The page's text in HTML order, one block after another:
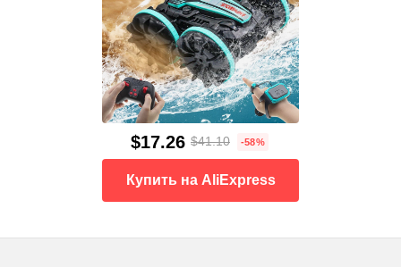
$17.26 $41.10 -58%
Купить на AliExpress